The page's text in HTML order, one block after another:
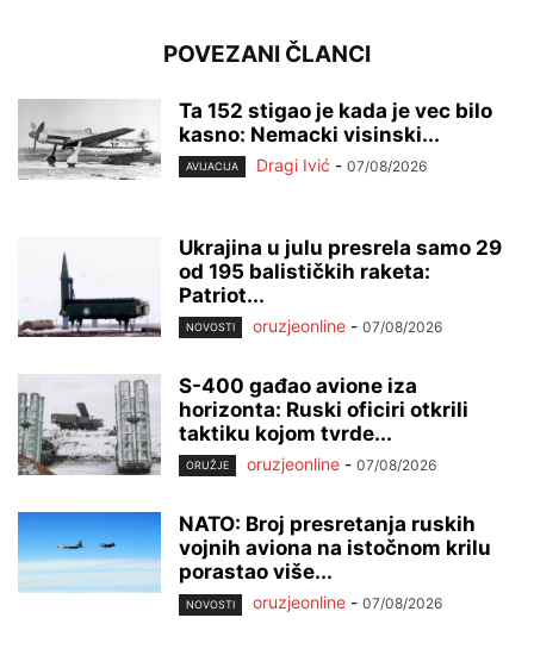
POVEZANI ČLANCI
Ta 152 stigao je kada je vec bilo
kasno: Nemacki visinski...
AVIJACIJA Dragi Ivić - 07/08/2026
Ukrajina u julu presrela samo 29
od 195 balističkih raketa:
Patriot...
NOVOSTI oruzjeonline - 07/08/2026
S-400 gađao avione iza
horizonta: Ruski oficiri otkrili
taktiku kojom tvrde...
ORUŽJE oruzjeonline - 07/08/2026
NATO: Broj presretanja ruskih
vojnih aviona na istočnom krilu
porastao više...
NOVOSTI oruzjeonline - 07/08/2026